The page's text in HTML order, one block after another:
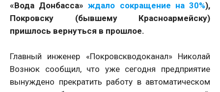
«Вода Донбасса»ждало сокращение на 30%),
Покровску (бывшему Красноармейску)
пришлось вернуться в прошлое.
Главный инженер «Покровскводоканал» Николай
Вознюк сообщил, что уже сегодня предприятие
вынуждено прекратить работу в автоматическом